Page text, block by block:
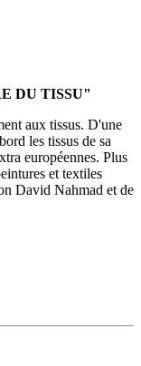
DU TISSU"
aux tissus. D'une
les tissus de sa
européennes. Plus
et textiles
David Nahmad et de